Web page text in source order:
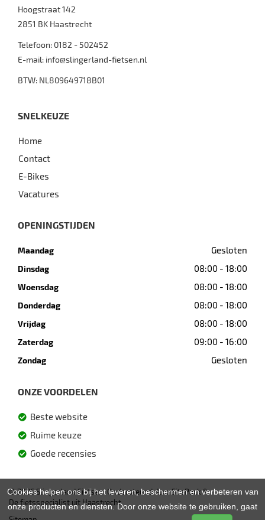
Hoogstraat 142
2851 BK Haastrecht
Telefoon: 0182 - 502452
E-mail: info@slingerland-fietsen.nl
BTW: NL809649718B01
SNELKEUZE
Home
Contact
E-Bikes
Vacatures
OPENINGSTIJDEN
Maandag Gesloten
Dinsdag 08:00 - 18:00
Woensdag 08:00 - 18:00
Donderdag 08:00 - 18:00
Vrijdag 08:00 - 18:00
Zaterdag 09:00 - 16:00
Zondag Gesloten
ONZE VOORDELEN
Beste website
Ruime keuze
Goede recensies
© 2026 Slingerland Fietsen. Ondersteund doorSitePack ®
De fietsspecialist uit Haastrecht
Cookies helpen ons bij het leveren, beschermen en verbeteren van
onze producten en diensten. Door onze website te gebruiken, gaat